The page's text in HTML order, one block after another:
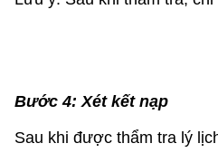
Bước 4: Xét kết nạp
Sau khi được thẩm tra lý